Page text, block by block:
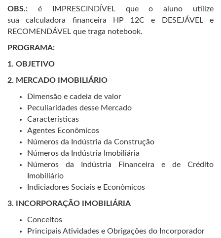
OBS.: é IMPRESCINDÍVEL que o aluno utilize
sua calculadora financeira HP 12C e DESEJÁVEL e
RECOMENDÁVEL que traga notebook.
PROGRAMA:
1. OBJETIVO
2. MERCADO IMOBILIÁRIO
Dimensão e cadeia de valor
Peculiaridades desse Mercado
Características
Agentes Econômicos
Números da Indústria da Construção
Números da Indústria Imobiliária
Números da Indústria Financeira e de Crédito
Imobiliário
Indiciadores Sociais e Econômicos
3. INCORPORAÇÃO IMOBILIÁRIA
Conceitos
Principais Atividades e Obrigações do Incorporador